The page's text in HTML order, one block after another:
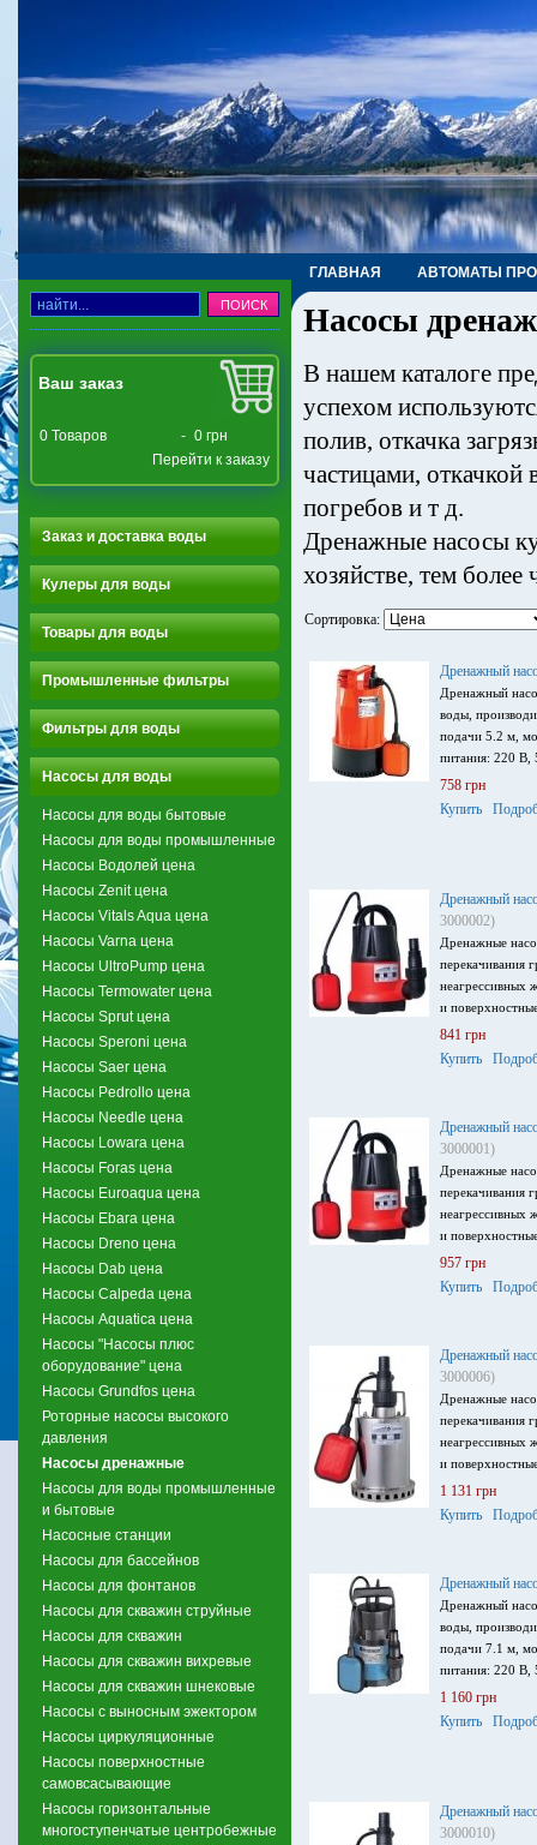
ГЛАВНАЯ АВТОМАТЫ
ТРУБЫ, ФИТИНГИ, КРАНЫ
Ваш заказ
0 Товаров - 0 грн
Перейти к заказу
Заказ и доставка воды
Кулеры для воды
Товары для воды
Промышленные фильтры
Фильтры для воды
Насосы для воды
Насосы для воды бытовые
Насосы для воды промышленные
Насосы Водолей цена
Насосы Zenit цена
Насосы Vitals Aqua цена
Насосы Varna цена
Насосы UltroPump цена
Насосы Termowater цена
Насосы Sprut цена
Насосы Speroni цена
Насосы Saer цена
Насосы Pedrollo цена
Насосы Needle цена
Насосы Lowara цена
Насосы Foras цена
Насосы Euroaqua цена
Насосы Ebara цена
Насосы Dreno цена
Насосы Dab цена
Насосы Calpeda цена
Насосы Aquatica цена
Насосы "Насосы плюс
оборудование" цена
Насосы Grundfos цена
Роторные насосы высокого
давления
Насосы дренажные
Насосы для воды промышленные
и бытовые
Насосные станции
Насосы для бассейнов
Насосы для фонтанов
Насосы для скважин струйные
Насосы для скважин
Насосы для скважин вихревые
Насосы для скважин шнековые
Насосы с выносным эжектором
Насосы циркуляционные
Насосы поверхностные
самовсасывающие
Насосы горизонтальные
многоступенчатые центробежные
Насосы
В нашем каталоге
успехом
полив, откачка
частицами,
погребов и т д.
Дренажные насосы
хозяйстве, тем
Сортировка:
Дренажный
Дренажный
воды,
подачи 5.2 м,
питания: 220 В,
758 грн
Купить
Дренажный
3000002)
Дренажные
перекачивания
неагрессивных
и
841 грн
Купить
Дренажный
3000001)
Дренажные
перекачивания
неагрессивных
и
957 грн
Купить
Дренажный
3000006)
Дренажные
перекачивания
неагрессивных
и
1 131 грн
Купить
Дренажный
Дренажный
воды,
подачи 7.1 м,
питания: 220 В,
1 160 грн
Купить
Дренажный
3000010)